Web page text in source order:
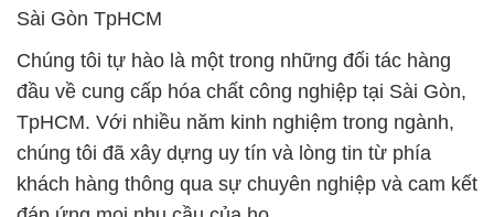
Sài Gòn TpHCM
Chúng tôi tự hào là một trong những đối tác hàng
đầu về cung cấp hóa chất công nghiệp tại Sài Gòn,
TpHCM. Với nhiều năm kinh nghiệm trong ngành,
chúng tôi đã xây dựng uy tín và lòng tin từ phía
khách hàng thông qua sự chuyên nghiệp và cam kết